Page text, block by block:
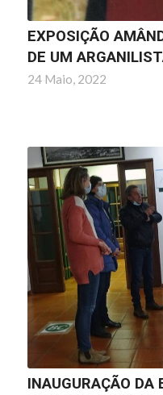
EXPOSIÇÃO
DE UM
24 Maio, 2022
INAUGURAÇÃO DA